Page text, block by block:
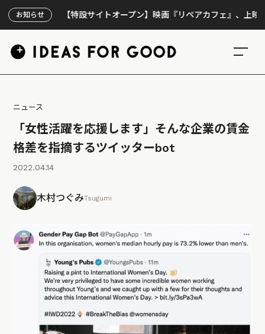
お知らせ
【特設サイトオープン】映画『リペアカフェ』、上映300回の
ニュース
「女性活躍を応援します」そんな企業の賃金
格差を指摘するツイッターbot
2022.04.14
木村つぐみTsugumi